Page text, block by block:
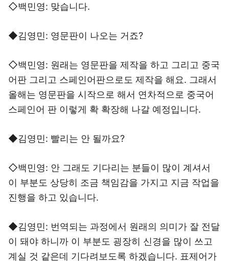
◇백민영: 맞습니다.
◆김영민: 영문판이 나오는 거죠?
◇백민영: 원래는 영문판을 제작을 하고 그리고 중국
어판 그리고 스페인어판으로도 제작을 해요. 그래서
올해는 영문판을 시작으로 해서 연차적으로 중국어
스페인어 판 이렇게 확 확장해 나갈 예정입니다.
◆김영민: 빨리는 안 될까요?
◇백민영: 안 그래도 기다리는 분들이 많이 계셔서
이 부분도 상당히 조금 책임감을 가지고 지금 작업을
진행을 하고 있습니다.
◆김영민: 번역되는 과정에서 원래의 의미가 잘 전달
이 돼야 하니까 이 부분도 굉장히 신경을 많이 쓰고
계실 것 같은데 기다려보도록 하겠습니다. 표제어가